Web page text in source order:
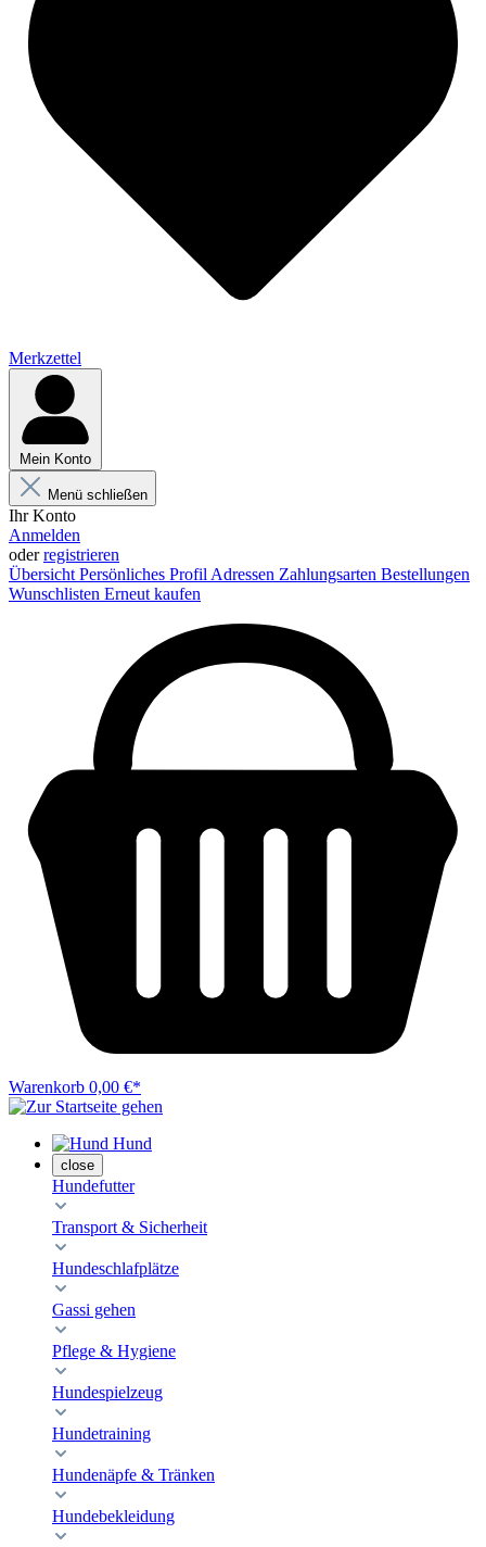
Merkzettel
Mein Konto
Menü schließen
Ihr Konto
Anmelden
oderregistrieren
Übersicht Persönliches Profil Adressen Zahlungsarten Bestellungen
Wunschlisten Erneut kaufen
Warenkorb 0,00 €*
Hund
close
Hundefutter
Transport & Sicherheit
Hundeschlafplätze
Gassi gehen
Pflege & Hygiene
Hundespielzeug
Hundetraining
Hundenäpfe & Tränken
Hundebekleidung